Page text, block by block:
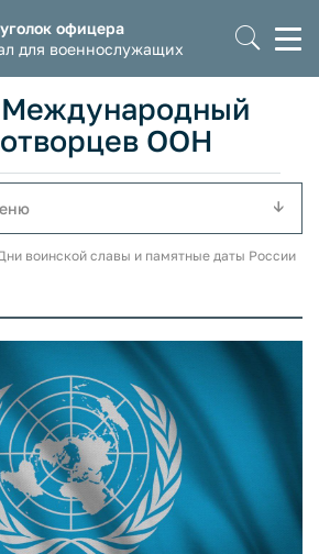
офицера
для военнослужащих
ООН
воинской славы и памятные даты России